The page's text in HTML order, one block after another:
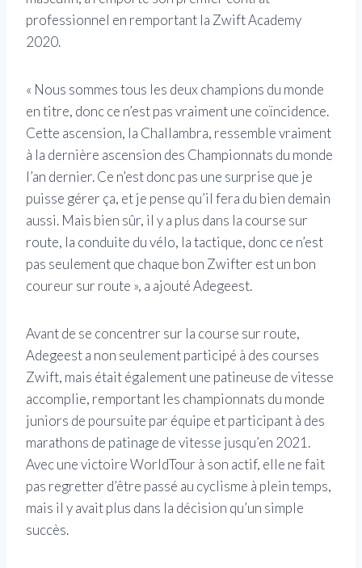
professionnel en remportant la Zwift Academy
2020.
« Nous sommes tous les deux champions du monde
en titre, donc ce n’est pas vraiment une coïncidence.
Cette ascension, la Challambra, ressemble vraiment
à la dernière ascension des Championnats du monde
l’an dernier. Ce n’est donc pas une surprise que je
puisse gérer ça, et je pense qu’il fera du bien demain
aussi. Mais bien sûr, il y a plus dans la course sur
route, la conduite du vélo, la tactique, donc ce n’est
pas seulement que chaque bon Zwifter est un bon
coureur sur route », a ajouté Adegeest.
Avant de se concentrer sur la course sur route,
Adegeest a non seulement participé à des courses
Zwift, mais était également une patineuse de vitesse
accomplie, remportant les championnats du monde
juniors de poursuite par équipe et participant à des
marathons de patinage de vitesse jusqu’en 2021.
Avec une victoire WorldTour à son actif, elle ne fait
pas regretter d’être passé au cyclisme à plein temps,
mais il y avait plus dans la décision qu’un simple
succès.